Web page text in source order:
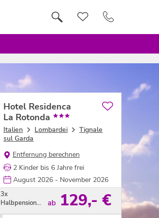
Hotel Residenca
La Rotonda
Italien Lombardei
Tignale
sul Garda
Entfernung berechnen
2 Kinder bis 6 Jahre frei
August 2026 - November 2026
3x
Halbpension
ab 129,- €